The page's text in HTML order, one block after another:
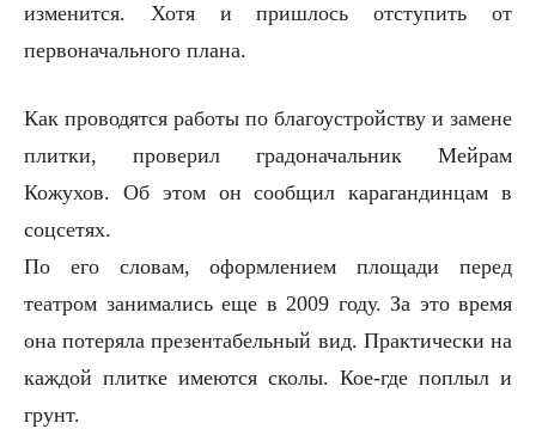
изменится. Хотя и пришлось отступить от
первоначального плана.
Как проводятся работы по благоустройству и замене
плитки, проверил градоначальник Мейрам
Кожухов. Об этом он сообщил карагандинцам в
соцсетях.
По его словам, оформлением площади перед
театром занимались еще в 2009 году. За это время
она потеряла презентабельный вид. Практически на
каждой плитке имеются сколы. Кое-где поплыл и
грунт.